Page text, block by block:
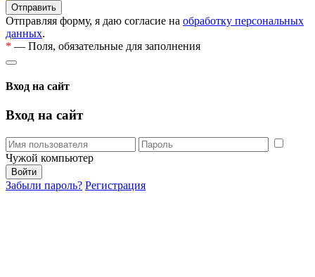
Отправляя форму, я даю согласие на обработку персональных
данных.
* — Поля, обязательные для заполнения
Вход на сайт
Вход на сайт
Чужой компьютер
Забыли пароль? Регистрация